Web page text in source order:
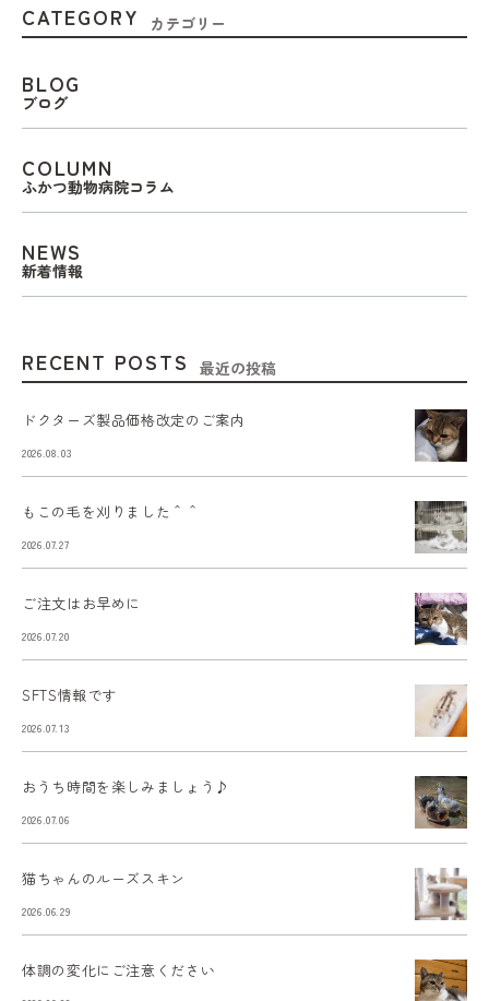
CATEGORY カテゴリー
BLOG
ブログ
COLUMN
ふかつ動物病院コラム
NEWS
新着情報
RECENT POSTS 最近の投稿
ドクターズ製品価格改定のご案内
2026.08.03
もこの毛を刈りました＾＾
2026.07.27
ご注文はお早めに
2026.07.20
SFTS情報です
2026.07.13
おうち時間を楽しみましょう♪
2026.07.06
猫ちゃんのルーズスキン
2026.06.29
体調の変化にご注意ください